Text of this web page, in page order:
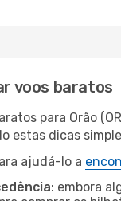
voos baratos
para Orão
estas dicas
ajudá-lo a
: embora